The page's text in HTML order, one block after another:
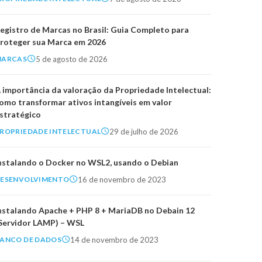
de Marcas no Brasil: Guia Completo para
sua Marca em 2026
5 de agosto de 2026
importância da valoração da Propriedade Intelectual:
transformar ativos intangíveis em valor
INTELECTUAL 29 de julho de 2026
o Docker no WSL2, usando o Debian
16 de novembro de 2023
Apache + PHP 8 + MariaDB no Debain 12
LAMP) – WSL
DE DADOS 14 de novembro de 2023